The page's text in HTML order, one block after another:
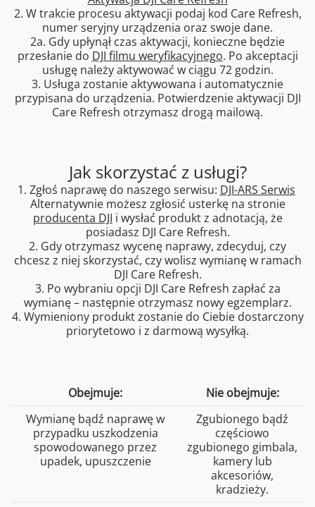
2. W trakcie procesu aktywacji podaj kod Care Refresh,
numer seryjny urządzenia oraz swoje dane.
2a. Gdy upłynął czas aktywacji, konieczne będzie
przesłanie do DJI filmu weryfikacyjnego. Po akceptacji
usługę należy aktywować w ciągu 72 godzin.
3. Usługa zostanie aktywowana i automatycznie
przypisana do urządzenia. Potwierdzenie aktywacji DJI
Care Refresh otrzymasz drogą mailową.
Jak skorzystać z usługi?
1. Zgłoś naprawę do naszego serwisu: DJI-ARS Serwis
Alternatywnie możesz zgłosić usterkę na stronie
producenta DJI i wysłać produkt z adnotacją, że
posiadasz DJI Care Refresh.
2. Gdy otrzymasz wycenę naprawy, zdecyduj, czy
chcesz z niej skorzystać, czy wolisz wymianę w ramach
DJI Care Refresh.
3. Po wybraniu opcji DJI Care Refresh zapłać za
wymianę – następnie otrzymasz nowy egzemplarz.
4. Wymieniony produkt zostanie do Ciebie dostarczony
priorytetowo i z darmową wysyłką.
Obejmuje:
Nie obejmuje:
Wymianę bądź naprawę w
przypadku uszkodzenia
spowodowanego przez
upadek, upuszczenie
Zgubionego bądź
częściowo
zgubionego gimbala,
kamery lub
akcesoriów,
kradzieży.